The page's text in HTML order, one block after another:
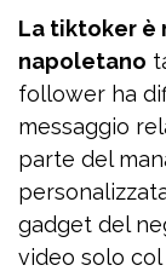
La tiktoker è
napoletano
follower ha
messaggio
parte del
gadget del
video solo